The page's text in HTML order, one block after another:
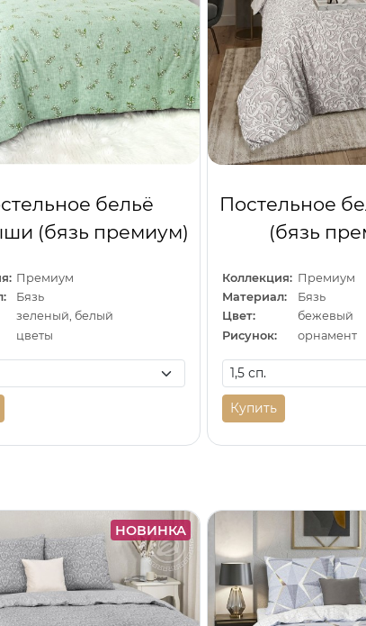
бельё
(бязь премиум)
Премиум
Бязь
зеленый, белый
цветы
Постельное
(бязь
Коллекция: Премиум
Материал:
Бязь
Цвет:
бежевый
Рисунок:
орнамент
Купить
НОВИНКА